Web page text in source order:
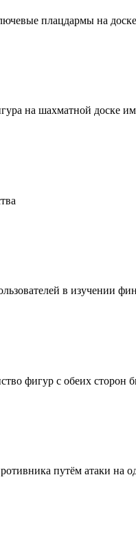
плацдармы на доске
на шахматной доске
в изучении
фигур с обеих
путём атаки на